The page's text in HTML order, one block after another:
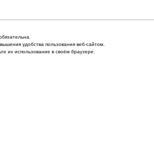
удобства пользования веб-сайтом.
их использование в своём браузере.